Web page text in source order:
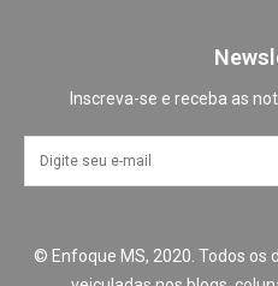
Inscreva-se e receba as
© Enfoque MS, 2020. Todos os